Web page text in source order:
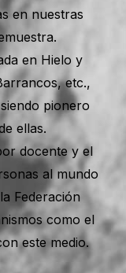
en nuestras
en Hielo y
etc.,
pionero
ellas.
docente y el
al mundo
Federación
como el
este medio.